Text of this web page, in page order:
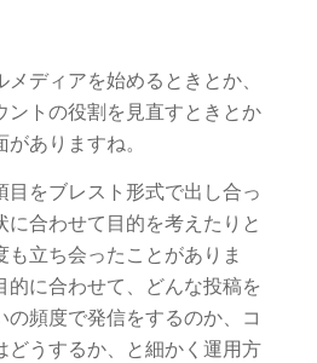
ディアを始めるときとか、
ントの役割を見直すときとか
ありますね。
をブレスト形式で出し合っ
合わせて目的を考えたりと
立ち会ったことがありま
に合わせて、どんな投稿を
頻度で発信をするのか、コ
どうするか、と細かく運用方